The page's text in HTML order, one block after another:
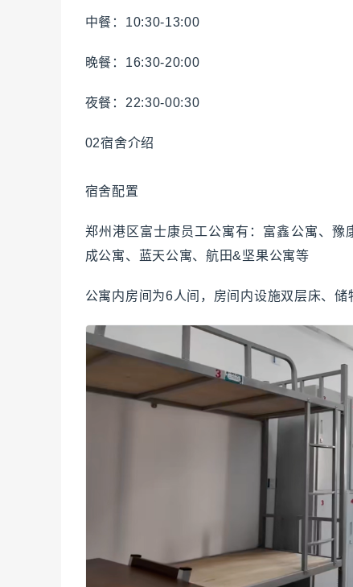
中餐：10:30-13:00
晚餐：16:30-20:00
夜餐：22:30-00:30
02宿舍介绍
宿舍配置
郑州港区富士康员工公寓有：富鑫公寓、
成公寓、蓝天公寓、航田&坚果公寓等
公寓内房间为6人间，房间内设施双层床、储